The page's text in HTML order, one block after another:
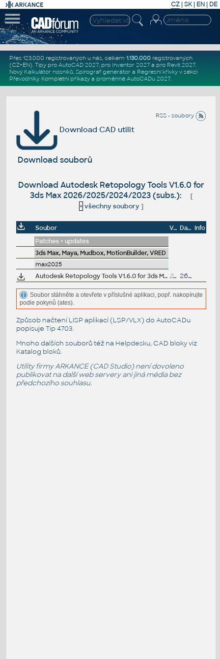
CZ | SK| EN | DE
Přes 123.000 registrovaných u nás, celkem 1.130.000registrovaných
(CZ+EN). Tipy pro AutoCAD 2027, pro Inventor 2027a pro Revit 2027.
Nový Kalkulátor nosníků, Spirograf generátor a Regresní křivkyv sekci
Převodníky. Kompletní příkazya proměnné AutoCADu 2027.
RSS - soubory
Download CAD utilit
Download souborů
Download Autodesk Retopology Tools V1.6.0 for
3ds Max 2026/2025/2024/2023 (subs.):
[
+ všechny soubory]
Soubor Velikost Datum Info
Patches + updates
3ds Max, Maya, Mudbox, MotionBuilder, VRED
max2025
Autodesk Retopology Tools V1.6.0 for 3ds Max 2026/2025/2024/2023 (subs.) 23MB 26.3.2025
Soubor stáhněte a otevřete v příslušné aplikaci, popř. nakopírujte
podle pokynů (ates).
Způsob načtení LISP aplikací (LSP/VLX) do AutoCADu
popisuje Tip 4703.
Mnoho dalších souborů též na Helpdesku, CAD bloky viz
Katalog bloků.
Utility firmy ARKANCE (CAD Studio) není dovoleno
publikovat na další web servery ani jiná média bez
předchozího souhlasu.